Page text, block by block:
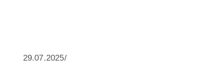
29.07.2025/